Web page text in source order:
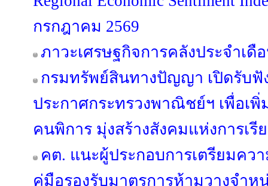
กรกฎาคม 2569
ภาวะเศรษฐกิจการคลังประจำเดื
กรมทรัพย์สินทางปัญญา เปิดรับฟั
ประกาศกระทรวงพาณิชย์ฯ เพื่อเ
คนพิการ มุ่งสร้างสังคมแห่งการเรี
คต. แนะผู้ประกอบการเตรียมคว
คู่มือรองรับมาตรการห้ามวางจำห